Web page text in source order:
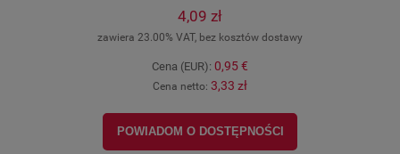
4,09 zł
zawiera 23.00% VAT, bez kosztów dostawy
Cena (EUR): 0,95 €
Cena netto: 3,33 zł
POWIADOM O DOSTĘPNOŚCI